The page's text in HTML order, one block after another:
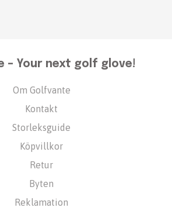
– Your next golf glove!
Om Golfvante
Kontakt
Storleksguide
Köpvillkor
Retur
Byten
Reklamation